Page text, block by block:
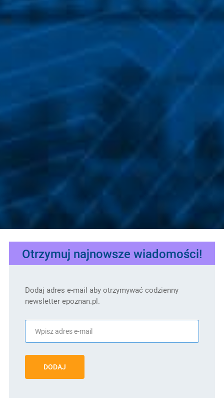
Otrzymuj najnowsze wiadomości!
Dodaj adres e-mail aby otrzymywać codzienny
newsletter epoznan.pl.
DODAJ